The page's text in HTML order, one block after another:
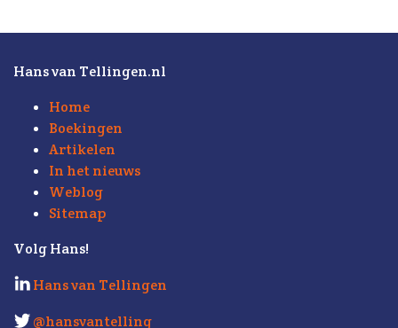
Hans van Tellingen.nl
Home
Boekingen
Artikelen
In het nieuws
Weblog
Sitemap
Volg Hans!
Hans van Tellingen
@hansvantelling